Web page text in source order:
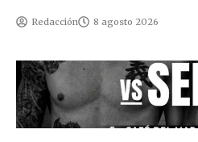
Redacción 8 agosto 2026